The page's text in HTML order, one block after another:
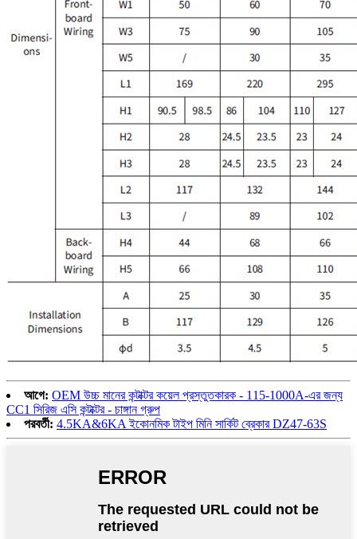
আগে: OEM উচ্চ মানের কন্টাক্টর কয়েল প্রস্তুতকারক - 115-1000A-এর জন্য
CC1 সিরিজ এসি কন্টাক্টর - চাঙ্গান গ্রুপ
পরবর্তী: 4.5KA&6KA ইকোনমিক টাইপ মিনি সার্কিট ব্রেকার DZ47-63S